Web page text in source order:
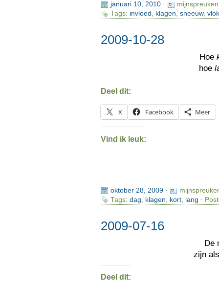
januari 10, 2010·
Tags: invloed , klagen, sneeuw, vlok
2009-10-28
Hoe
hoe
Deel dit:
X Facebook Meer
Vind ik leuk:
oktober 28, 2009·
Tags: dag klagen kort, lang ·
2009-07-16
De
zijn
Deel dit: